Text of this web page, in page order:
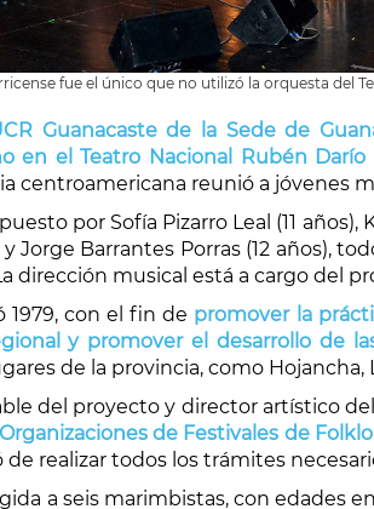
fue el único que no utilizó la orquesta del
Guanacaste de la Sede de
en el Teatro Nacional Rubén
centroamericana reunió a jóvenes
por Sofía Pizarro Leal (11 años),
Jorge Barrantes Porras (12 años),
dirección musical está a cargo del
1979, con el fin de promover la
y promover el desarrollo de
de la provincia, como Hojancha,
del proyecto y director artístico
de Festivales de
realizar todos los trámites
a seis marimbistas, con edades